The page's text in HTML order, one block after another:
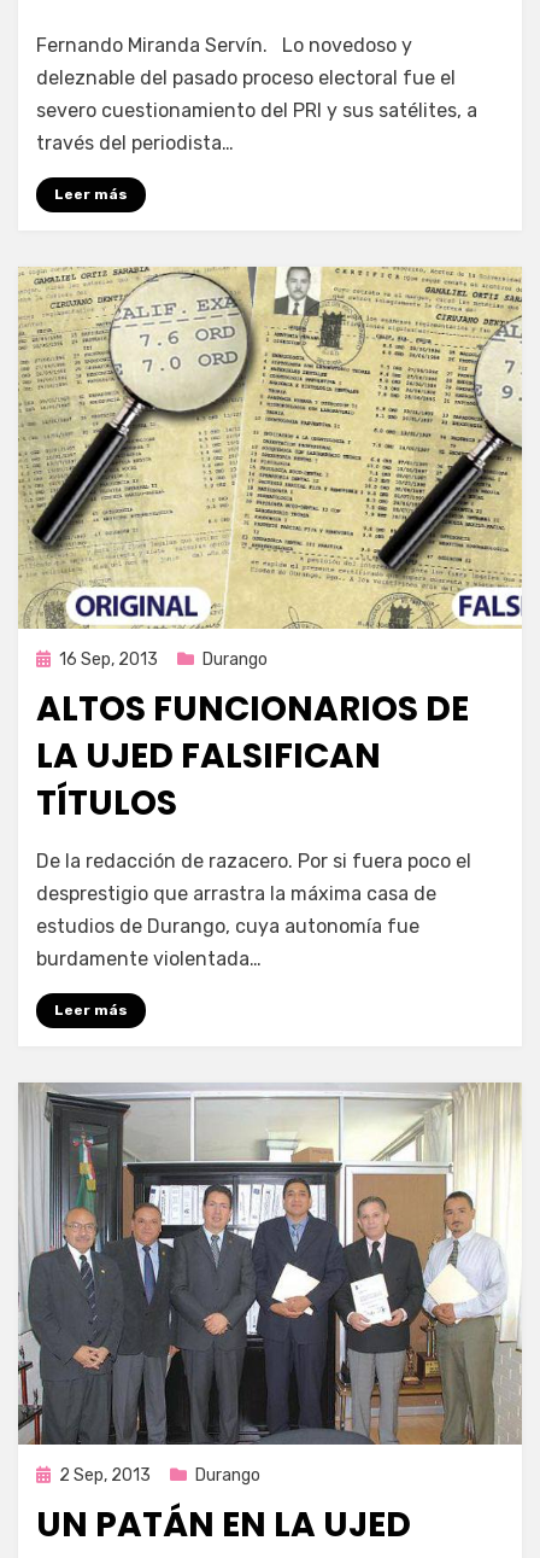
Enrique
Fernando Miranda Servín. Lo novedoso y
deleznable del pasado proceso electoral fue el
severo cuestionamiento del PRI y sus satélites, a
través del periodista…
Leer más
Publicada
16 Sep, 2013 Durango
ALTOS FUNCIONARIOS DE
LA UJED FALSIFICAN
TÍTULOS
por Enrique
De la redacción de razacero. Por si fuera poco el
desprestigio que arrastra la máxima casa de
estudios de Durango, cuya autonomía fue
burdamente violentada…
Leer más
Publicada
2 Sep, 2013 Durango
UN PATÁN EN LA UJED